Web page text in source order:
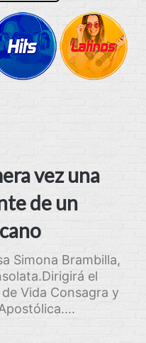
vez una
de un
Simona Brambilla,
el
Vida Consagra y